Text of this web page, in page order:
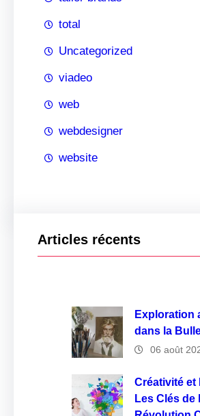
total
Uncategorized
viadeo
web
webdesigner
website
Articles récents
Exploration
dans la
06 août
Créativité et
Les Clés de